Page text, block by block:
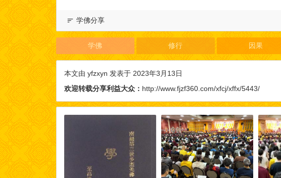
学佛分享
学佛 修行 因果
本文由 yfzxyn 发表于 2023年3月13日
欢迎转载分享利益大众： http://www.fjzf360.com/xfcj/xffx/5443/